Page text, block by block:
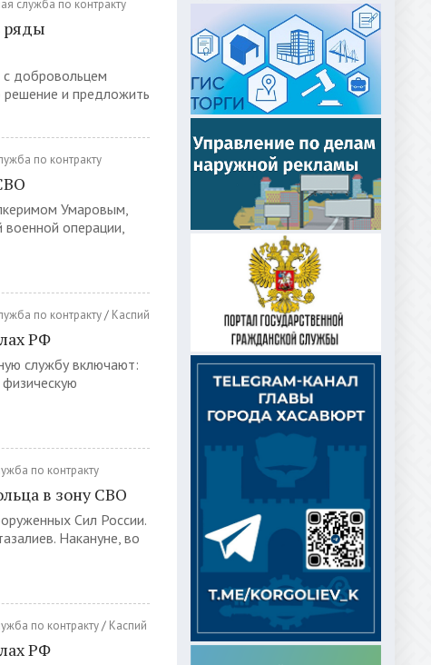
служба по контракту
ряды
с добровольцем
и предложить
по контракту
Умаровым,
военной операции,
по контракту/ Каспий
РФ
службу включают:
по контракту
в зону СВО
Сил России.
Накануне, во
по контракту/ Каспий
РФ